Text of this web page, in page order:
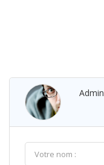
Admin